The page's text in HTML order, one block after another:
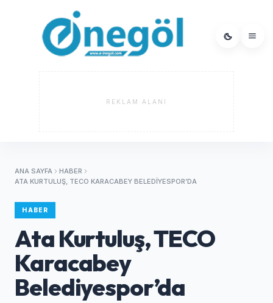
REKLAM ALANI
ANA SAYFA
HABER
ATA KURTULUŞ, TECO KARACABEY BELEDIYESPOR’DA
HABER
Ata Kurtuluş, TECO
Karacabey
Belediyespor’da